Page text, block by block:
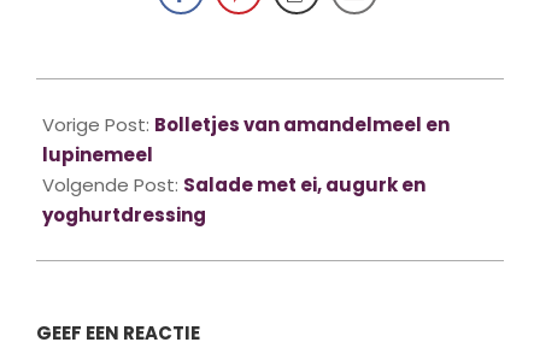
06-
01
Vorige Post: Bolletjes van amandelmeel en
lupinemeel
Volgende Post: Salade met ei, augurk en
yoghurtdressing
GEEF EEN REACTIE